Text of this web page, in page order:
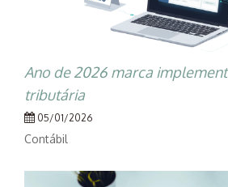
Ano de 2026 marca
tributária
05/01/2026
Contábil